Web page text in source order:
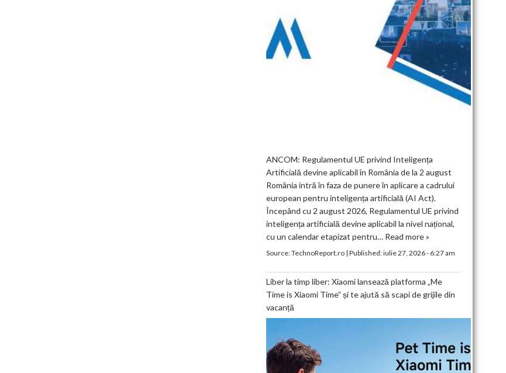
ANCOM: Regulamentul UE privind Inteligența
Artificială devine aplicabil în România de la 2 august
România intră în faza de punere în aplicare a cadrului
european pentru inteligența artificială (AI Act).
Începând cu 2 august 2026, Regulamentul UE privind
inteligența artificială devine aplicabil la nivel național,
cu un calendar etapizat pentru… Read more »
Source:TechnoReport.ro| Published:iulie 27, 2026 - 6:27 am
Liber la timp liber: Xiaomi lansează platforma „Me
Time is Xiaomi Time” și te ajută să scapi de grijile din
vacanță